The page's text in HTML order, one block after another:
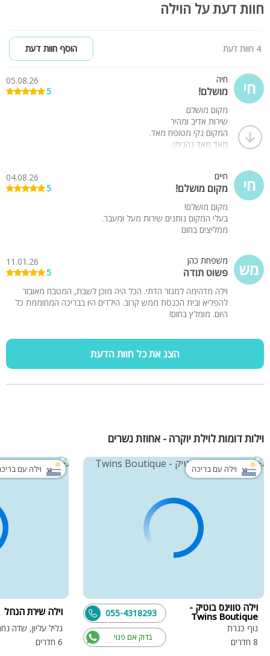
חוות דעת על הוילה
4 חוות דעת הוסף חוות דעת
חי חיה
מושלם!
05.08.26
5
מקום מושלם
שירות אדיב ומהיר
המקום נקי מטופח מאד.
מאד מאד נהניתי.
חי חיים
מקום מושלם!
04.08.26
5
מקום מושלם!
בעלי המקום נותנים שירות מעל ומעבר.
ממליצים בחום
מש משפחת כהן
פשוט תודה
11.01.26
5
וילה מדהימה למגזר הדתי. הכל היה מוכן לשבת, המטבח מאובזר
להפליא ובית הכנסת ממש קרוב. הילדים היו בבריכה המחוממת כל
היום. מומלץ בחום!
הצג את כל חוות הדעת
וילות דומות לוילת יוקרה - אחוזת נשרים
וילה עם בריכה
וילה טווינס בוטיק -
Twins Boutique
נוף כנרת
8 חדרים
בדוק אם פנוי
055-4318293
וילה עם
וילה שירת הנחל
גליל עליון, שדה
6 חדרים